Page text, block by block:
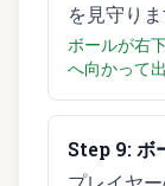
を見守りま
ボールが右
へ向かって
Step 9:ボ